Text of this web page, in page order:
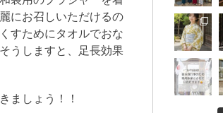
にお召しいただけるの
すためにタオルでおな
うしますと、足長効果
ましょう！！